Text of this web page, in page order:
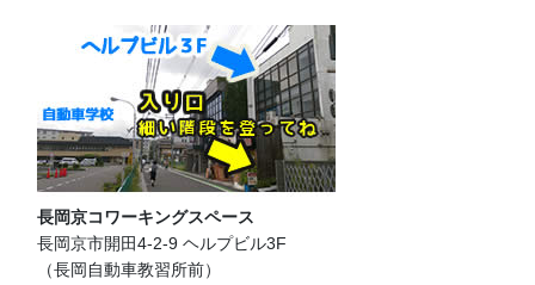
長岡京コワーキングスペース
長岡京市開田4-2-9 ヘルプビル3F
（長岡自動車教習所前）